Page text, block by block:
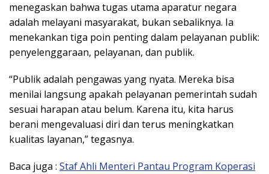
menegaskan bahwa tugas utama aparatur negara
adalah melayani masyarakat, bukan sebaliknya. Ia
menekankan tiga poin penting dalam pelayanan publik:
penyelenggaraan, pelayanan, dan publik.
“Publik adalah pengawas yang nyata. Mereka bisa
menilai langsung apakah pelayanan pemerintah sudah
sesuai harapan atau belum. Karena itu, kita harus
berani mengevaluasi diri dan terus meningkatkan
kualitas layanan,” tegasnya.
Baca juga : Staf Ahli Menteri Pantau Program Koperasi